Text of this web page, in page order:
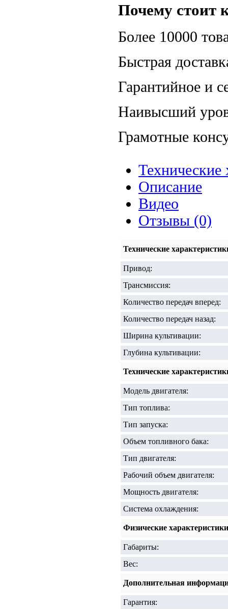
Почему стоит
Более 10000
Быстрая
Гарантийное и
Наивысший
Грамотные
Технические
Описание
Видео
Отзывы (0)
Технические
Привод:
Трансмиссия:
Количество передач вперед:
Количество передач назад:
Ширина культивации:
Глубина культивации:
Технические
Модель двигателя:
Тип топлива:
Тип запуска:
Объем топливного бака:
Тип двигателя:
Рабочий объем двигателя:
Мощность двигателя:
Система охлаждения:
Физические характеристики
Габариты:
Вес:
Дополнительная
Гарантия: